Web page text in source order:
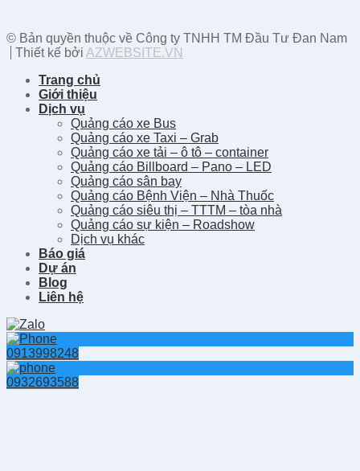
© Bản quyền thuộc về Công ty TNHH TM Đầu Tư Đan Nam
Thiết kế bởi AZWEBSITE.VN
Trang chủ
Giới thiệu
Dịch vụ
Quảng cáo xe Bus
Quảng cáo xe Taxi – Grab
Quảng cáo xe tải – ô tô – container
Quảng cáo Billboard – Pano – LED
Quảng cáo sân bay
Quảng cáo Bệnh Viện – Nhà Thuốc
Quảng cáo siêu thị – TTTM – tòa nhà
Quảng cáo sự kiện – Roadshow
Dịch vụ khác
Báo giá
Dự án
Blog
Liên hệ
0913998248
0932693588